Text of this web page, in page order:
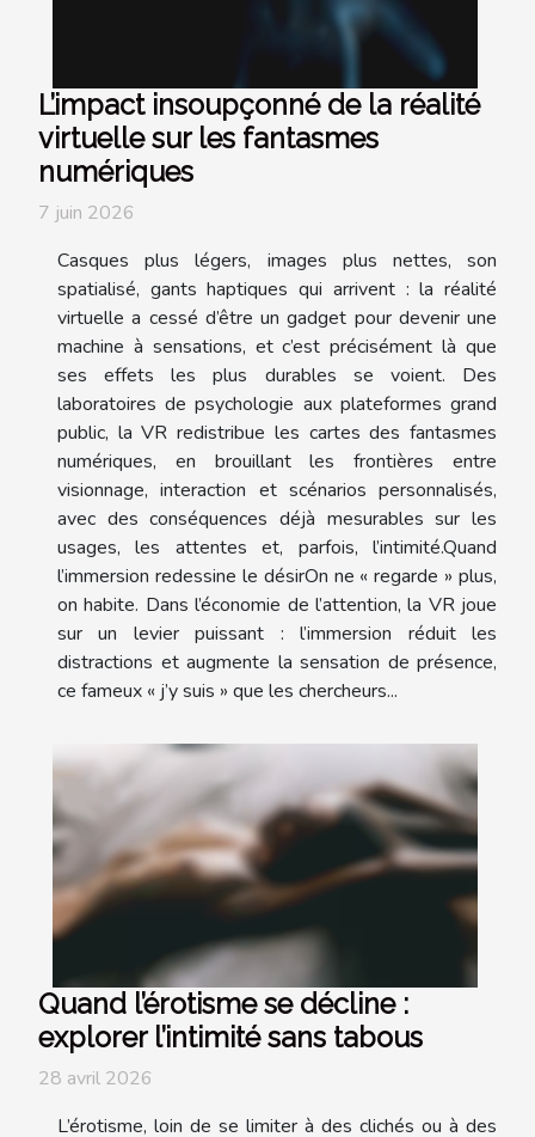
L’impact insoupçonné de la réalité
virtuelle sur les fantasmes
numériques
7 juin 2026
Casques plus légers, images plus nettes, son
spatialisé, gants haptiques qui arrivent : la réalité
virtuelle a cessé d’être un gadget pour devenir une
machine à sensations, et c’est précisément là que
ses effets les plus durables se voient. Des
laboratoires de psychologie aux plateformes grand
public, la VR redistribue les cartes des fantasmes
numériques, en brouillant les frontières entre
visionnage, interaction et scénarios personnalisés,
avec des conséquences déjà mesurables sur les
usages, les attentes et, parfois, l’intimité.Quand
l’immersion redessine le désirOn ne « regarde » plus,
on habite. Dans l’économie de l’attention, la VR joue
sur un levier puissant : l’immersion réduit les
distractions et augmente la sensation de présence,
ce fameux « j’y suis » que les chercheurs...
Quand l’érotisme se décline :
explorer l’intimité sans tabous
28 avril 2026
L’érotisme, loin de se limiter à des clichés ou à des